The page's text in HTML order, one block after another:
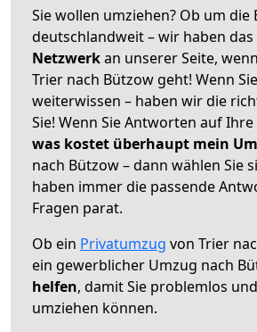
Sie wollen umziehen? Ob um die
deutschlandweit – wir haben das
Netzwerkan unserer Seite,
Trier nach Bützow geht! Wenn
weiterwissen – haben wir die
Sie! Wenn Sie Antworten auf
was kostet überhaupt mein
nach Bützow – dann wählen Sie
haben immer die passende
Fragen parat.
Ob ein Privatumzug von Trier
ein gewerblicher Umzug nach
helfen, damit Sie problemlos
umziehen können.